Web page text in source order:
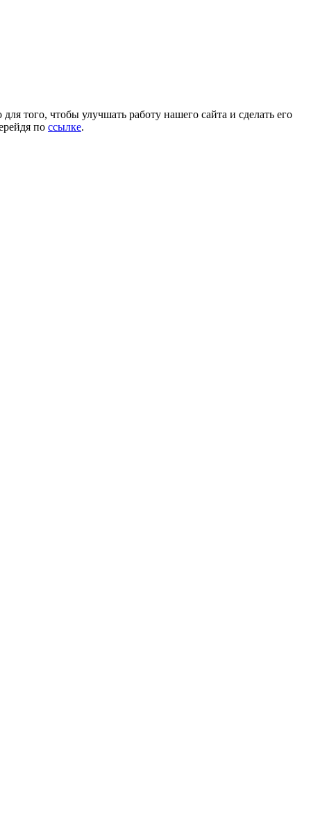
того, чтобы улучшать работу нашего сайта и сделать его
по ссылке.